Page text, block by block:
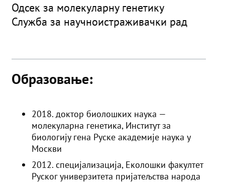
Образовање:
2018. доктор биолошких наука —
молекуларна генетика, Институт за
биологију гена Руске академије наука у
Москви
2012. специјализација, Еколошки факултет
Руског универзитета пријатељства народа
Одсек за молекуларну генетику
Служба за научноистраживачки рад